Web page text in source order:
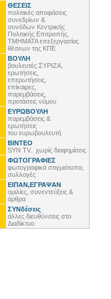
ΘΕΣΕΙΣ
πολιτικές αποφάσεις
συνεδρίων &
συνόδων Κεντρικής
Πολιτικής Επιτροπής,
ΤΜΗΜΑΤΑ επεξεργασίας
θέσεων της ΚΠΕ
ΒΟΥΛΗ
βουλευτές ΣΥΡΙΖΑ,
ερωτήσεις,
επερωτήσεις,
επίκαιρες,
παρεμβάσεις,
προτάσεις νόμου
ΕΥΡΩΒΟΥΛΗ
παρεμβάσεις &
ερωτήσεις
του ευρωβουλευτή
ΒΙΝΤΕΟ
SYN TV.. χωρίς διαφημίσεις
ΦΩΤΟΓΡΑΦΙΕΣ
φωτογραφικά στιγμιότυπα,
συλλογές
ΕΙΠΑΝ,ΕΓΡΑΨΑΝ
ομιλίες, συνεντεύξεις &
άρθρα
ΣΥΝδέσεις
άλλες διευθύνσεις στο
Διαδίκτυο